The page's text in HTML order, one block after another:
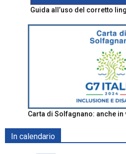
Guida all’uso del corretto
Carta di Solfagnano: anche
In calendario